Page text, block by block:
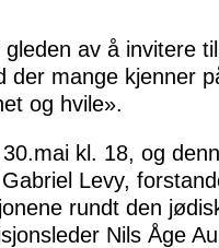
av å invitere
der mange kjenner
og hvile».
kl. 18, og
Levy,
rundt den
Nils Åge